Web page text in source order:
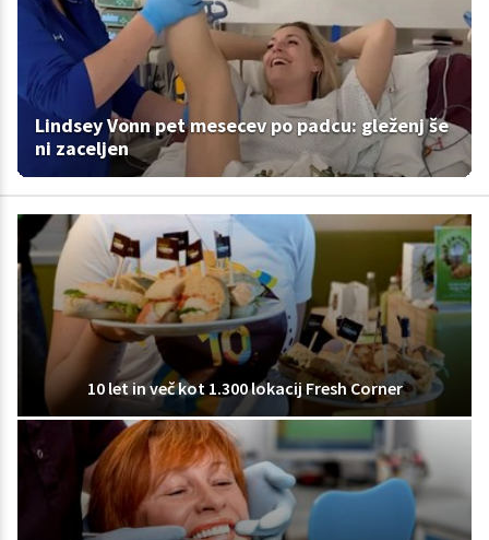
Lindsey Vonn pet mesecev po padcu: gleženj še
ni zaceljen
10 let in več kot 1.300 lokacij Fresh Corner